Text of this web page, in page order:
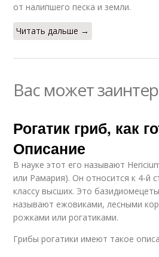
от налипшего песка и земли.
Читать дальше →
Вас может
Рогатик гриб, как
Описание
В науке этот его называют
или Рамария). Он относится к 4-й
классу высших. Это
называют ежовиками, лесными
рожками или рогатиками.
Грибы рогатики имеют такое